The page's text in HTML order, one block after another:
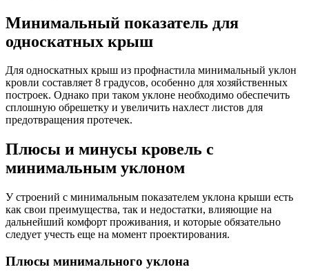
Минимальный показатель для
односкатных крыш
Для односкатных крыш из профнастила минимальный уклон
кровли составляет 8 градусов, особенно для хозяйственных
построек. Однако при таком уклоне необходимо обеспечить
сплошную обрешетку и увеличить нахлест листов для
предотвращения протечек.
Плюсы и минусы кровель с
минимальным уклоном
У строений с минимальным показателем уклона крыши есть
как свои преимущества, так и недостатки, влияющие на
дальнейший комфорт проживания, и которые обязательно
следует учесть еще на момент проектирования.
Плюсы минимального уклона